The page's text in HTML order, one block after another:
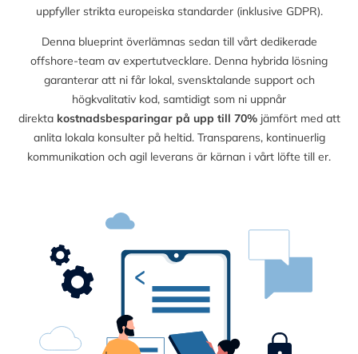
uppfyller strikta europeiska standarder (inklusive GDPR).
Denna blueprint överlämnas sedan till vårt dedikerade
offshore-team av expertutvecklare. Denna hybrida lösning
garanterar att ni får lokal, svensktalande support och
högkvalitativ kod, samtidigt som ni uppnår
direkta kostnadsbesparingar på upp till 70%jämfört med att
anlita lokala konsulter på heltid. Transparens, kontinuerlig
kommunikation och agil leverans är kärnan i vårt löfte till er.